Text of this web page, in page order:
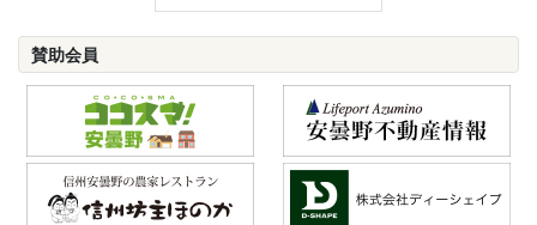
賛助会員